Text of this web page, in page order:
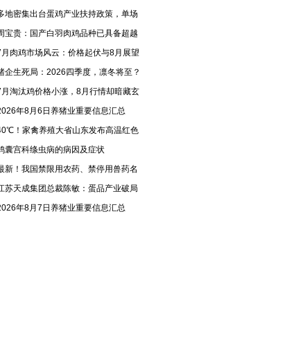
地密集出台蛋鸡产业扶持政策，单场
宝贵：国产白羽肉鸡品种已具备超越
肉鸡市场风云：价格起伏与8月展望
企生死局：2026四季度，凛冬将至？
淘汰鸡价格小涨，8月行情却暗藏玄
年8月6日养猪业重要信息汇总
！家禽养殖大省山东发布高温红色
囊宫科绦虫病的病因及症状
新！我国禁限用农药、禁停用兽药名
苏天成集团总裁陈敏：蛋品产业破局
年8月7日养猪业重要信息汇总